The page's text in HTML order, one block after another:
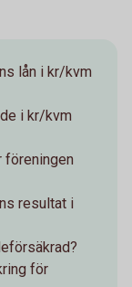
lån i kr/kvm
i kr/kvm
föreningen
resultat i
för